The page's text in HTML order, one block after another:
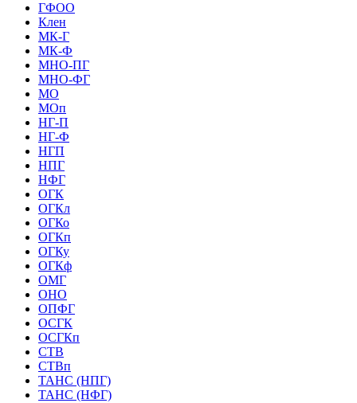
ГФОО
Клен
МК-Г
МК-Ф
МНО-ПГ
МНО-ФГ
МО
МОп
НГ-П
НГ-Ф
НГП
НПГ
НФГ
ОГК
ОГКл
ОГКо
ОГКп
ОГКу
ОГКф
ОМГ
ОНО
ОПФГ
ОСГК
ОСГКп
СТВ
СТВп
ТАНС (НПГ)
ТАНС (НФГ)